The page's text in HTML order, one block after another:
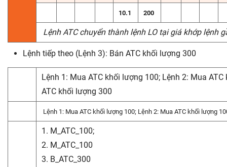
10.1 200
Lệnh ATC chuyển thành lệnh LO tại giá khớp lệnh
Lệnh tiếp theo (Lệnh 3): Bán ATC khối lượng 300
Lệnh 1: Mua ATC khối lượng 100; Lệnh 2: Mua ATC
ATC khối lượng 300
Lệnh 1: Mua ATC khối lượng 100; Lệnh 2: Mua ATC khối lượng
1. M_ATC_100;
2. M_ATC_100
3. B_ATC_300